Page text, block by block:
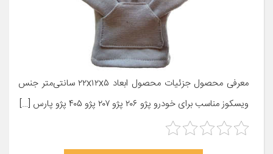
معرفی محصول جزئیات محصول ابعاد ۲۲x۱۲x۵ سانتی‌متر جنس
ویسکوز مناسب برای خودرو پژو ۲۰۶ پژو ۲۰۷ پژو ۴۰۵ پژو پارس […]